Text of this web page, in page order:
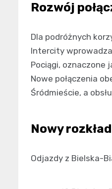
Rozwój
Dla podróżnych
Intercity wprowadza
Pociągi, oznaczone
Nowe połączenia
Śródmieście, a
Nowy
Odjazdy z Bielska-